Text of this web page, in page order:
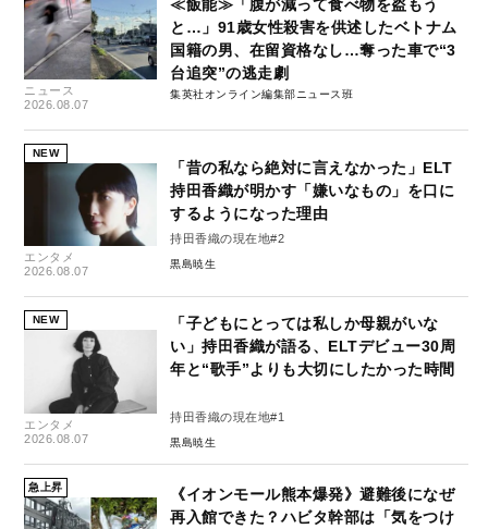
ニュース
2026.08.07
≪飯能≫「腹が減って食べ物を盗もう
と…」91歳女性殺害を供述したベトナム
国籍の男、在留資格なし…奪った車で“3
台追突”の逃走劇
集英社オンライン編集部ニュース班
NEW
エンタメ
2026.08.07
「昔の私なら絶対に言えなかった」ELT
持田香織が明かす「嫌いなもの」を口に
するようになった理由
持田香織の現在地#2
黒島暁生
NEW
エンタメ
2026.08.07
「子どもにとっては私しか母親がいな
い」持田香織が語る、ELTデビュー30周
年と“歌手”よりも大切にしたかった時間
持田香織の現在地#1
黒島暁生
急上昇
《イオンモール熊本爆発》避難後になぜ
再入館できた？ハビタ幹部は「気をつけ